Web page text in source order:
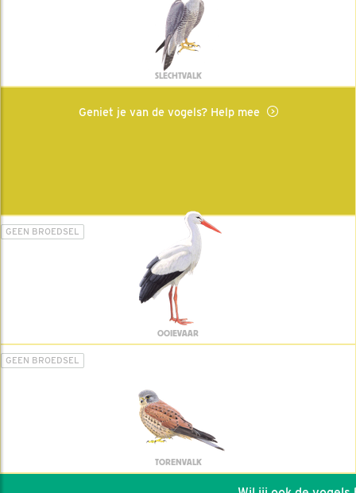
SLECHTVALK
Geniet je van de vogels? Help mee
GEEN BROEDSEL
OOIEVAAR
GEEN BROEDSEL
TORENVALK